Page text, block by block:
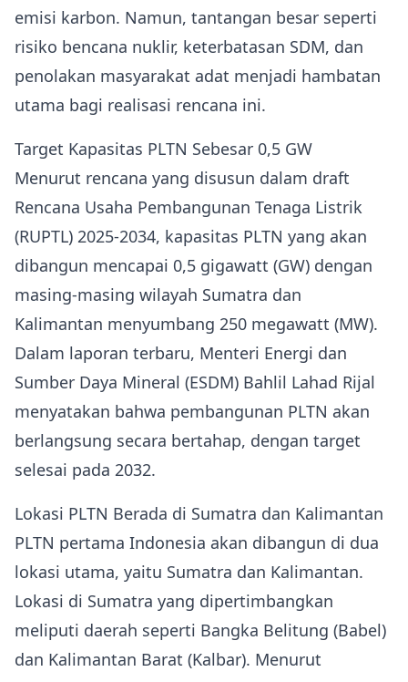
emisi karbon. Namun, tantangan besar seperti
risiko bencana nuklir, keterbatasan SDM, dan
penolakan masyarakat adat menjadi hambatan
utama bagi realisasi rencana ini.
Target Kapasitas PLTN Sebesar 0,5 GW
Menurut rencana yang disusun dalam draft
Rencana Usaha Pembangunan Tenaga Listrik
(RUPTL) 2025-2034, kapasitas PLTN yang akan
dibangun mencapai 0,5 gigawatt (GW) dengan
masing-masing wilayah Sumatra dan
Kalimantan menyumbang 250 megawatt (MW).
Dalam laporan terbaru, Menteri Energi dan
Sumber Daya Mineral (ESDM) Bahlil Lahad Rijal
menyatakan bahwa pembangunan PLTN akan
berlangsung secara bertahap, dengan target
selesai pada 2032.
Lokasi PLTN Berada di Sumatra dan Kalimantan
PLTN pertama Indonesia akan dibangun di dua
lokasi utama, yaitu Sumatra dan Kalimantan.
Lokasi di Sumatra yang dipertimbangkan
meliputi daerah seperti Bangka Belitung (Babel)
dan Kalimantan Barat (Kalbar). Menurut